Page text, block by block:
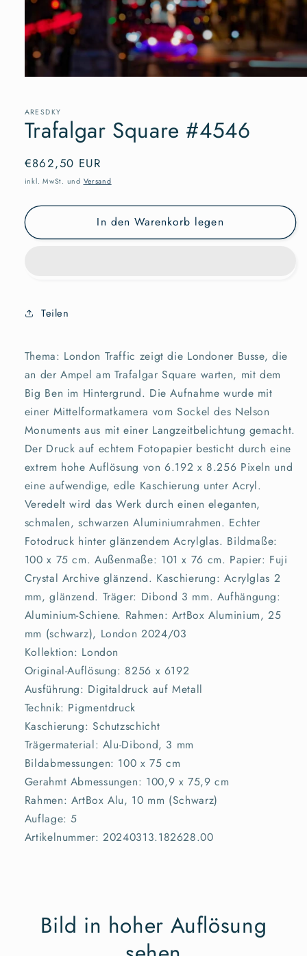
Modal
öffnen
ARESDKY
Trafalgar Square #4546
Normaler
Preis
€862,50 EUR
inkl. MwSt. und Versand
In den Warenkorb legen
Teilen
Thema: London Traffic zeigt die Londoner Busse, die
an der Ampel am Trafalgar Square warten, mit dem
Big Ben im Hintergrund. Die Aufnahme wurde mit
einer Mittelformatkamera vom Sockel des Nelson
Monuments aus mit einer Langzeitbelichtung gemacht.
Der Druck auf echtem Fotopapier besticht durch eine
extrem hohe Auflösung von 6.192 x 8.256 Pixeln und
eine aufwendige, edle Kaschierung unter Acryl.
Veredelt wird das Werk durch einen eleganten,
schmalen, schwarzen Aluminiumrahmen. Echter
Fotodruck hinter glänzendem Acrylglas. Bildmaße:
100 x 75 cm. Außenmaße: 101 x 76 cm. Papier: Fuji
Crystal Archive glänzend. Kaschierung: Acrylglas 2
mm, glänzend. Träger: Dibond 3 mm. Aufhängung:
Aluminium-Schiene. Rahmen: ArtBox Aluminium, 25
mm (schwarz), London 2024/03
Kollektion: London
Original-Auflösung: 8256 x 6192
Ausführung: Digitaldruck auf Metall
Technik: Pigmentdruck
Kaschierung: Schutzschicht
Trägermaterial: Alu-Dibond, 3 mm
Bildabmessungen: 100 x 75 cm
Gerahmt Abmessungen: 100,9 x 75,9 cm
Rahmen: ArtBox Alu, 10 mm (Schwarz)
Auflage: 5
Artikelnummer: 20240313.182628.00
Bild in hoher Auflösung